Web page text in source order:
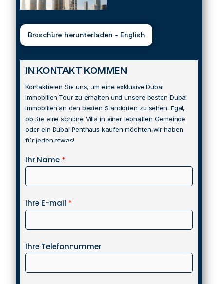
Broschüre herunterladen - English
IN KONTAKT KOMMEN
Kontaktieren Sie uns, um eine exklusive Dubai
Immobilien Tour zu erhalten und unsere besten Dubai
Immobilien an den besten Standorten zu sehen. Egal,
ob Sie eine schöne Villa in einer lebhaften Gemeinde
oder ein Dubai Penthaus kaufen möchten,wir haben
für jeden etwas!
Ihr Name *
Ihre E-mail *
Ihre Telefonnummer